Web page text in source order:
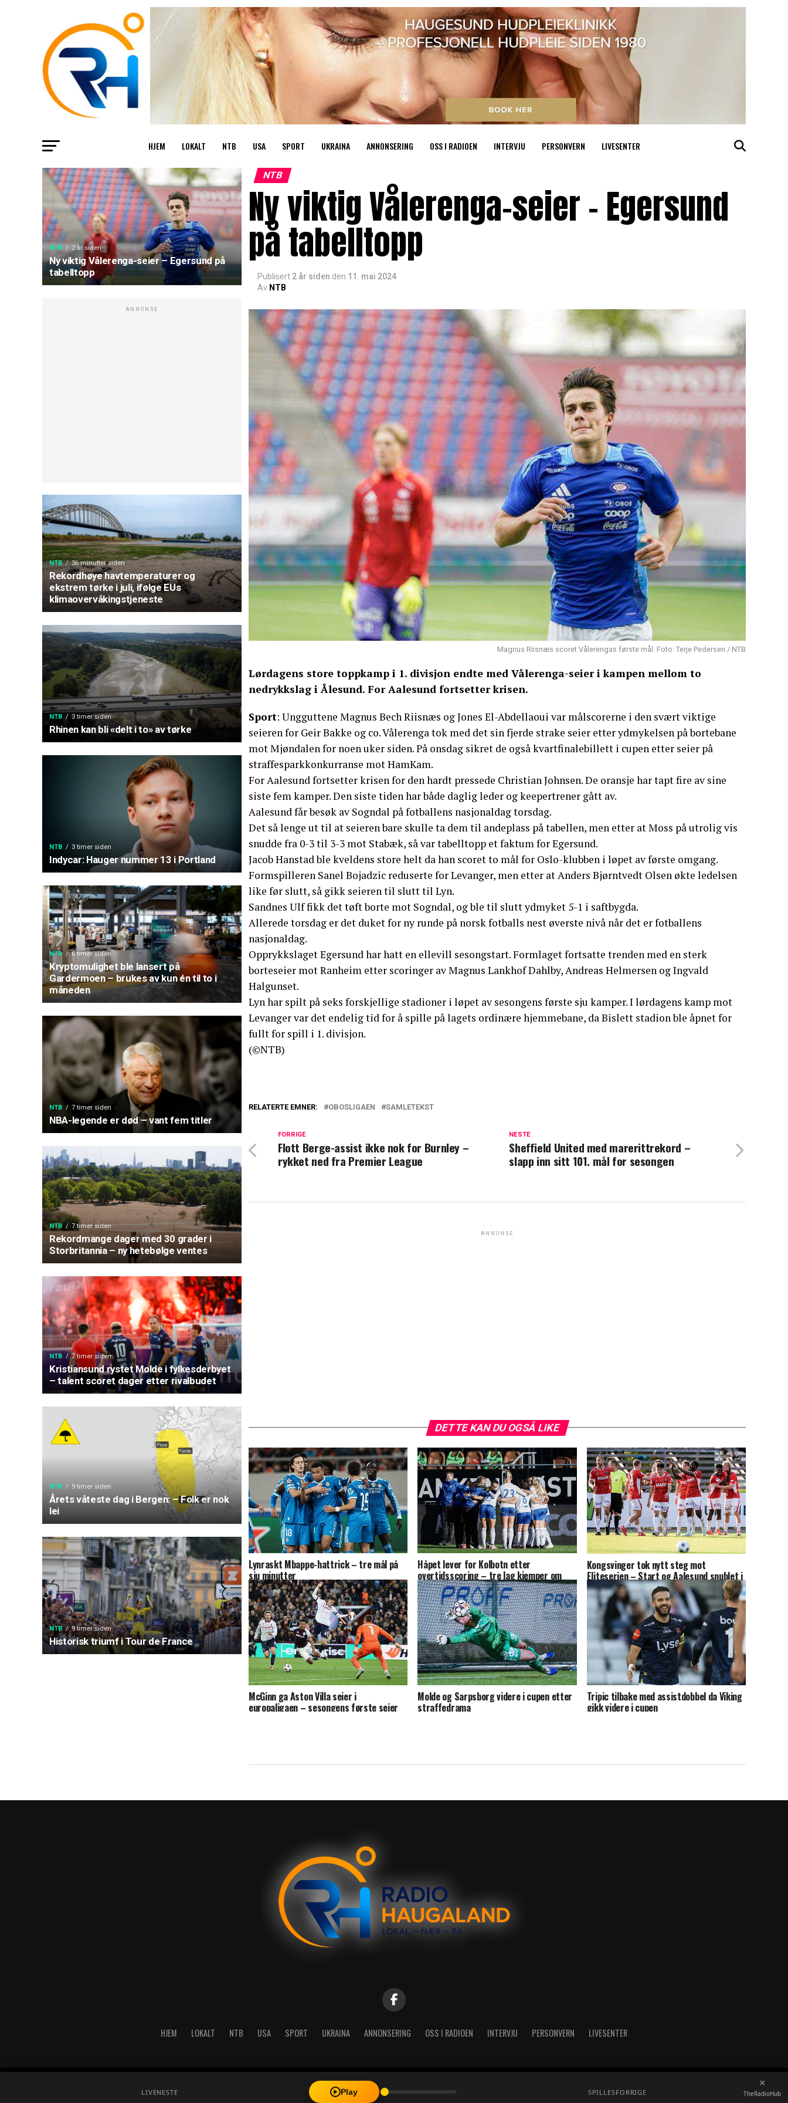
HJEM LOKALT NTB USA SPORT UKRAINA ANNONSERING OSS I RADIOEN INTERVJU PERSONVERN LIVESENTER
NTB 2 år siden
Ny viktig Vålerenga-seier – Egersund på
tabelltopp
ANNONSE
NTB 36 minutter siden
Rekordhøye havtemperaturer og
ekstrem tørke i juli, ifølge EUs
klimaovervåkingstjeneste
NTB 3 timer siden
Rhinen kan bli «delt i to» av tørke
NTB 3 timer siden
Indycar: Hauger nummer 13 i Portland
NTB 6 timer siden
Kryptomulighet ble lansert på
Gardermoen – brukes av kun én til to i
måneden
NTB 7 timer siden
NBA-legende er død – vant fem titler
NTB 7 timer siden
Rekordmange dager med 30 grader i
Storbritannia – ny hetebølge ventes
NTB 7 timer siden
Kristiansund rystet Molde i fylkesderbyet
– talent scoret dager etter rivalbudet
NTB 9 timer siden
Årets våteste dag i Bergen: – Folk er nok
lei
NTB 9 timer siden
Historisk triumf i Tour de France
NTB
Ny viktig Vålerenga-seier – Egersund
på tabelltopp
Publisert 2 år siden den 11. mai 2024
Av NTB
Magnus Riisnæs scoret Vålerengas første mål. Foto: Terje Pedersen / NTB
Lørdagens store toppkamp i 1. divisjon endte med Vålerenga-seier i kampen mellom to
nedrykkslag i Ålesund. For Aalesund fortsetter krisen.
Sport: Ungguttene Magnus Bech Riisnæs og Jones El-Abdellaoui var målscorerne i den svært viktige
seieren for Geir Bakke og co. Vålerenga tok med det sin fjerde strake seier etter ydmykelsen på bortebane
mot Mjøndalen for noen uker siden. På onsdag sikret de også kvartfinalebillett i cupen etter seier på
straffesparkkonkurranse mot HamKam.
For Aalesund fortsetter krisen for den hardt pressede Christian Johnsen. De oransje har tapt fire av sine
siste fem kamper. Den siste tiden har både daglig leder og keepertrener gått av.
Aalesund får besøk av Sogndal på fotballens nasjonaldag torsdag.
Det så lenge ut til at seieren bare skulle ta dem til andeplass på tabellen, men etter at Moss på utrolig vis
snudde fra 0-3 til 3-3 mot Stabæk, så var tabelltopp et faktum for Egersund.
Jacob Hanstad ble kveldens store helt da han scoret to mål for Oslo-klubben i løpet av første omgang.
Formspilleren Sanel Bojadzic reduserte for Levanger, men etter at Anders Bjørntvedt Olsen økte ledelsen
like før slutt, så gikk seieren til slutt til Lyn.
Sandnes Ulf fikk det tøft borte mot Sogndal, og ble til slutt ydmyket 5-1 i saftbygda.
Allerede torsdag er det duket for ny runde på norsk fotballs nest øverste nivå når det er fotballens
nasjonaldag.
Opprykkslaget Egersund har hatt en ellevill sesongstart. Formlaget fortsatte trenden med en sterk
borteseier mot Ranheim etter scoringer av Magnus Lankhof Dahlby, Andreas Helmersen og Ingvald
Halgunset.
Lyn har spilt på seks forskjellige stadioner i løpet av sesongens første sju kamper. I lørdagens kamp mot
Levanger var det endelig tid for å spille på lagets ordinære hjemmebane, da Bislett stadion ble åpnet for
fullt for spill i 1. divisjon.
(©NTB)
RELATERTE EMNER: OBOSLIGAEN SAMLETEKST
NESTE
Sheffield United med marerittrekord –
slapp inn sitt 101. mål for sesongen
FORRIGE
Flott Berge-assist ikke nok for Burnley –
rykket ned fra Premier League
ANNONSE
DETTE KAN DU OGSÅ LIKE
Lynraskt Mbappe-hattrick – tre mål på
sju minutter
Håpet lever for Kolbotn etter
overtidsscoring – tre lag kjemper om
overlevelse i siste serierunde
Kongsvinger tok nytt steg mot
Eliteserien – Start og Aalesund snublet i
opprykksjakten
McGinn ga Aston Villa seier i
europaligaen – sesongens første seier
Molde og Sarpsborg videre i cupen etter
straffedrama
Tripic tilbake med assistdobbel da Viking
gikk videre i cupen
HJEM LOKALT NTB USA SPORT UKRAINA ANNONSERING OSS I RADIOEN INTERVJU PERSONVERN LIVESENTER
Copyright © 2026 A-Media AS | Radio Haugaland - Haraldsgata 114, 5527 Haugesund - Mail: post@radioh.no - Telefon: 52717273
LIVENESTE Play SPILLESFORRIGE
×
TheRadioHub